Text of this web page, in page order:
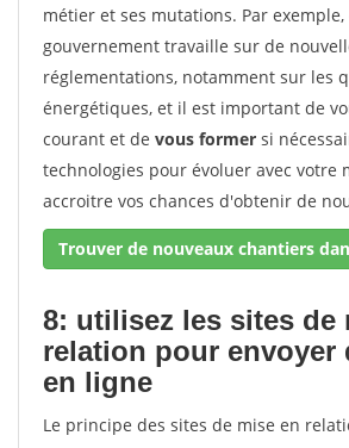
métier et ses mutations. Par
gouvernement travaille sur de
réglementations, notamment sur les
énergétiques, et il est important de
courant et de vous former si
technologies pour évoluer avec votre
accroitre vos chances d'obtenir de
Trouver de nouveaux chantiers
8: utilisez les sites de
relation pour envoyer
en ligne
Le principe des sites de mise en